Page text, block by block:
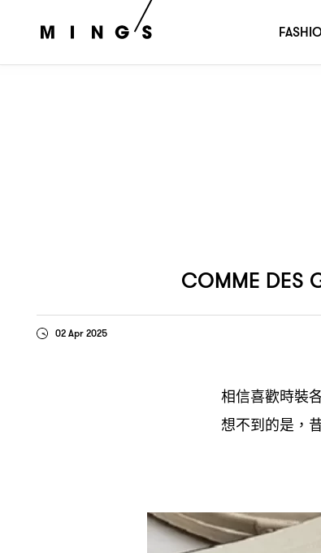
COMME DES
02 Apr 2025
相信喜歡時裝
想不到的是 ，
COMME DES GARÇONS PLAY